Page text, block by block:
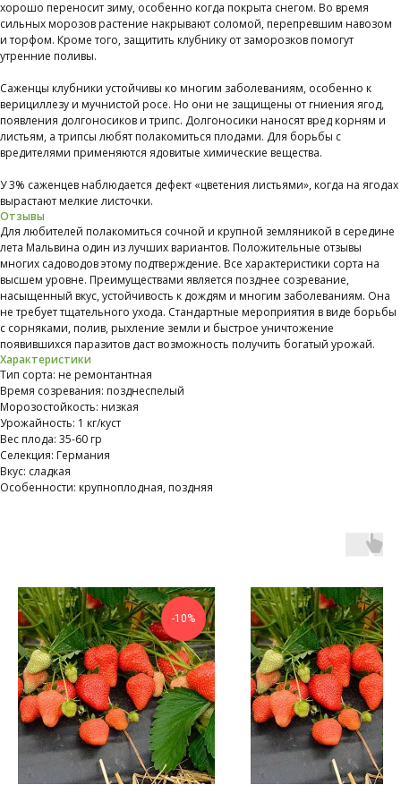
хорошо переносит зиму, особенно когда покрыта снегом. Во время
сильных морозов растение накрывают соломой, перепревшим навозом
и торфом. Кроме того, защитить клубнику от заморозков помогут
утренние поливы.
Саженцы клубники устойчивы ко многим заболеваниям, особенно к
верициллезу и мучнистой росе. Но они не защищены от гниения ягод,
появления долгоносиков и трипс. Долгоносики наносят вред корням и
листьям, а трипсы любят полакомиться плодами. Для борьбы с
вредителями применяются ядовитые химические вещества.
У 3% саженцев наблюдается дефект «цветения листьями», когда на ягодах
вырастают мелкие листочки.
Отзывы
Для любителей полакомиться сочной и крупной земляникой в середине
лета Мальвина один из лучших вариантов. Положительные отзывы
многих садоводов этому подтверждение. Все характеристики сорта на
высшем уровне. Преимуществами является позднее созревание,
насыщенный вкус, устойчивость к дождям и многим заболеваниям. Она
не требует тщательного ухода. Стандартные мероприятия в виде борьбы
с сорняками, полив, рыхление земли и быстрое уничтожение
появившихся паразитов даст возможность получить богатый урожай.
Характеристики
Тип сорта: не ремонтантная
Время созревания: позднеспелый
Морозостойкость: низкая
Урожайность: 1 кг/куст
Вес плода: 35-60 гр
Селекция: Германия
Вкус: сладкая
Особенности: крупноплодная, поздняя
-10%